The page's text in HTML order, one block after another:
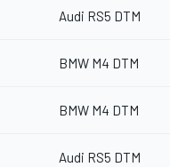
Audi RS5 DTM
BMW M4 DTM
BMW M4 DTM
Audi RS5 DTM